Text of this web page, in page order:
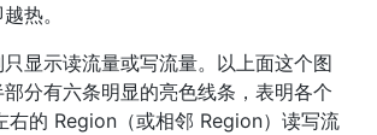
热。
显示读流量或写流量。以上面这个图
分有六条明显的亮色线条，表明各个
右的 Region（或相邻 Region）读写流